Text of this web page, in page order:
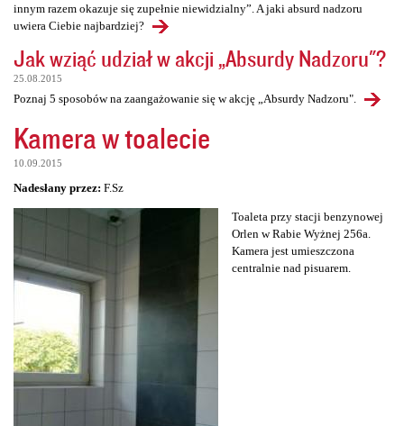
innym razem okazuje się zupełnie niewidzialny”. A jaki absurd nadzoru
uwiera Ciebie najbardziej?
Jak wziąć udział w akcji „Absurdy Nadzoru"?
25.08.2015
Poznaj 5 sposobów na zaangażowanie się w akcję „Absurdy Nadzoru".
Kamera w toalecie
10.09.2015
Nadesłany przez: F.Sz
Toaleta przy stacji benzynowej
Orlen w Rabie Wyżnej 256a.
Kamera jest umieszczona
centralnie nad pisuarem.